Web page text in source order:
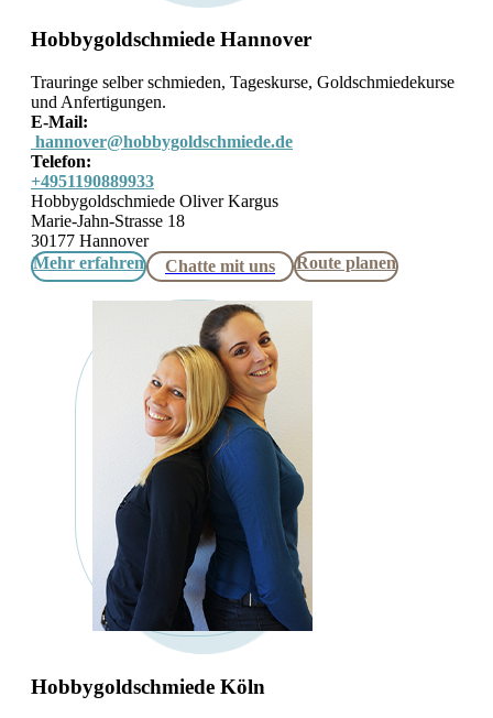
Hobbygoldschmiede Hannover
Trauringe selber schmieden, Tageskurse, Goldschmiedekurse
und Anfertigungen.
E-Mail:
hannover@hobbygoldschmiede.de
Telefon:
+4951190889933
Hobbygoldschmiede Oliver Kargus
Marie-Jahn-Strasse 18
30177 Hannover
Mehr erfahren
Chatte mit uns Route planen
Hobbygoldschmiede Köln